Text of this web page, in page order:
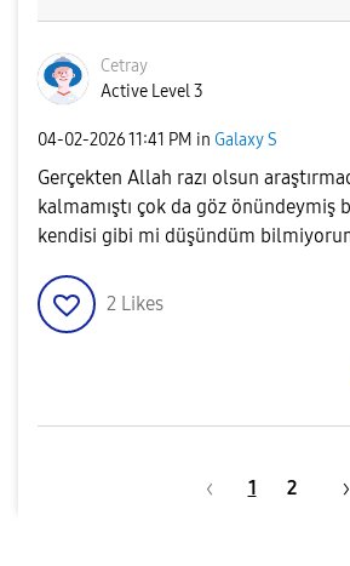
Cetray
Active Level 3
‎04-02-202611:41 PM in Galaxy S
Gerçekten Allah razı olsun
kalmamıştı çok da göz önündeymiş
kendisi gibi mi düşündüm
2 Likes
1 2